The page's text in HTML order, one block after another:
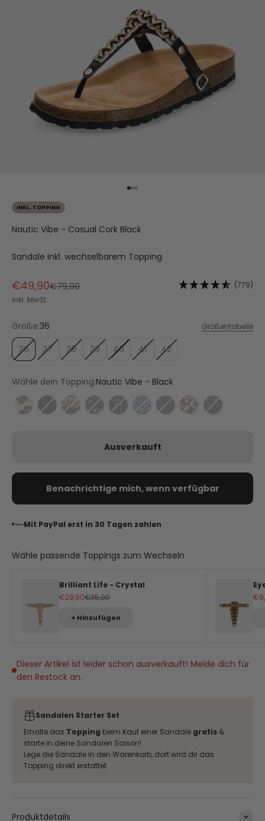
Gehe zu Element 1
Gehe zu Element 2
Gehe zu Element 3
INKL. TOPPING
Nautic Vibe - Casual Cork Black
Sandale inkl. wechselbarem Topping
Angebot
€49,90Regulärer Preis
€79,90
(779)
inkl. MwSt.
Größe:36 Größentabelle
36 37 38 39 40 41 42
Wähle dein Topping:Nautic Vibe - Black
Animal Print - Leo
City Gloss - Black
Gold Chain - Black
Majestic Moon - Black
Pom de Paris - Black
Shiny Plate - Black
Urban Twist - Black
Nautic Vibe -
Braided -
Ausverkauft
Benachrichtige mich, wenn verfügbar
Mit PayPal erst in 30 Tagen zahlen
Wähle passende Toppings zum Wechseln
Brilliant Life - Crystal
Angebot
€29,90Regulärer Preis
€35,00
+ Hinzufügen
Dieser Artikel ist leider schon ausverkauft! Melde dich für
den Restock an.
Sandalen Starter Set
Erhalte das Topping beim Kauf einer Sandale gratis &
starte in deine Sandalen Saison!
Lege die Sandale in den Warenkorb, dort wird dir das
Topping direkt erstattet.
Produktdetails